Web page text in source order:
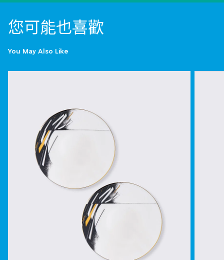
您可能也喜歡
You May Also Like